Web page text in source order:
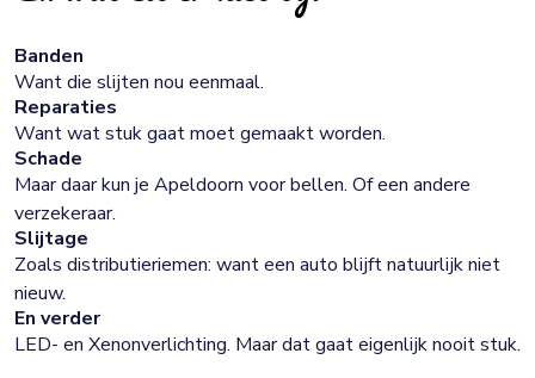
Banden
Want die slijten nou eenmaal.
Reparaties
Want wat stuk gaat moet gemaakt worden.
Schade
Maar daar kun je Apeldoorn voor bellen. Of een andere
verzekeraar.
Slijtage
Zoals distributieriemen: want een auto blijft natuurlijk niet
nieuw.
En verder
LED- en Xenonverlichting. Maar dat gaat eigenlijk nooit stuk.